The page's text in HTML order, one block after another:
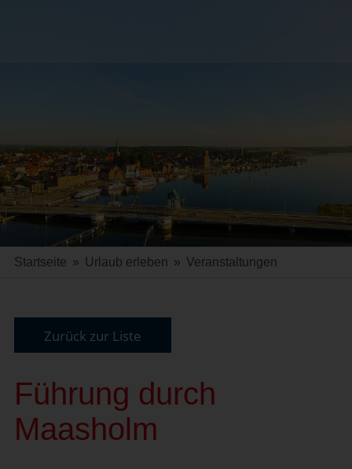
Startseite » Urlaub erleben » Veranstaltungen
Zurück zur Liste
Führung durch
Maasholm